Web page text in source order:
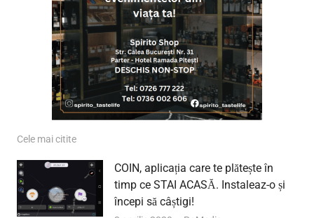
Cele mai citite
COIN, aplicația care te plătește în
timp ce STAI ACASĂ. Instaleaz-o și
începi să câștigi!